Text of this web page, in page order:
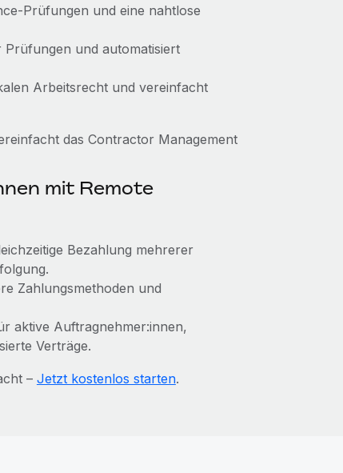
und eine nahtlose
und automatisiert
Arbeitsrecht und vereinfacht
das Contractor Management
mit Remote
Bezahlung mehrerer
Zahlungsmethoden und
aktive Auftragnehmer:innen,
Verträge.
– Jetzt kostenlos starten.